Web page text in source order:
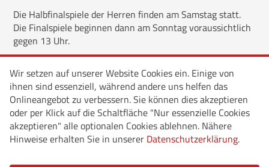
Die Halbfinalspiele der Herren finden am Samstag statt.
Die Finalspiele beginnen dann am Sonntag voraussichtlich
gegen 13 Uhr.
Freunde des Tennisabteilung die Sommerparty statt. Start
ist um 19 Uhr.
Wir setzen auf unserer Website Cookies ein. Einige von
ihnen sind essenziell, während andere uns helfen das
Onlineangebot zu verbessern. Sie können dies akzeptieren
oder per Klick auf die Schaltfläche "Nur essenzielle Cookies
akzeptieren" alle optionalen Cookies ablehnen. Nähere
Hinweise erhalten Sie in unserer Datenschutzerklärung.